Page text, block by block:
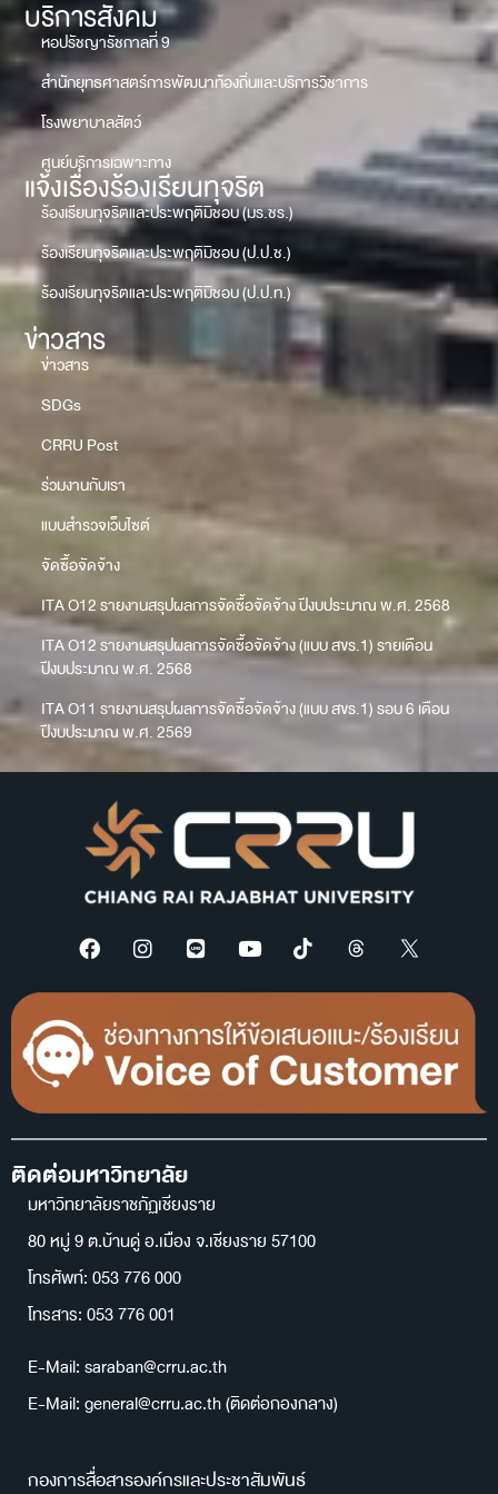
บริการสังคม
หอปรัชญารัชกาลที่ 9
สำนักยุทธศาสตร์การพัฒนาท้องถิ่นและบริการวิชาการ
โรงพยาบาลสัตว์
ศูนย์บริการเฉพาะทาง
แจ้งเรื่องร้องเรียนทุจริต
ร้องเรียนทุจริตและประพฤติมิชอบ (มร.ชร.)
ร้องเรียนทุจริตและประพฤติมิชอบ (ป.ป.ช.)
ร้องเรียนทุจริตและประพฤติมิชอบ (ป.ป.ท.)
ข่าวสาร
ข่าวสาร
SDGs
CRRU Post
ร่วมงานกับเรา
แบบสำรวจเว็บไซต์
จัดซื้อจัดจ้าง
ITA O12 รายงานสรุปผลการจัดซื้อจัดจ้าง ปีงบประมาณ พ.ศ. 2568
ITA O12 รายงานสรุปผลการจัดซื้อจัดจ้าง (แบบ สขร.1) รายเดือน
ปีงบประมาณ พ.ศ. 2568
ITA O11 รายงานสรุปผลการจัดซื้อจัดจ้าง (แบบ สขร.1) รอบ 6 เดือน
ปีงบประมาณ พ.ศ. 2569
ติดต่อมหาวิทยาลัย
มหาวิทยาลัยราชภัฏเชียงราย
80 หมู่ 9 ต.บ้านดู่ อ.เมือง จ.เชียงราย 57100
โทรศัพท์: 053 776 000
โทรสาร: 053 776 001
E-Mail: saraban@crru.ac.th
E-Mail: general@crru.ac.th (ติดต่อกองกลาง)
กองการสื่อสารองค์กรและประชาสัมพันธ์